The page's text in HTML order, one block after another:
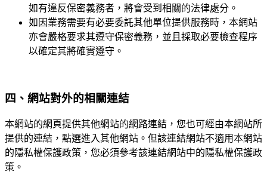
如有違反保密義務者，將會受到相關的法律處分。
如因業務需要有必要委託其他單位提供服務時，本網站
亦會嚴格要求其遵守保密義務，並且採取必要檢查程序
以確定其將確實遵守。
四、網站對外的相關連結
本網站的網頁提供其他網站的網路連結，您也可經由本網站所
提供的連結，點選進入其他網站。但該連結網站不適用本網站
的隱私權保護政策，您必須參考該連結網站中的隱私權保護政
策。